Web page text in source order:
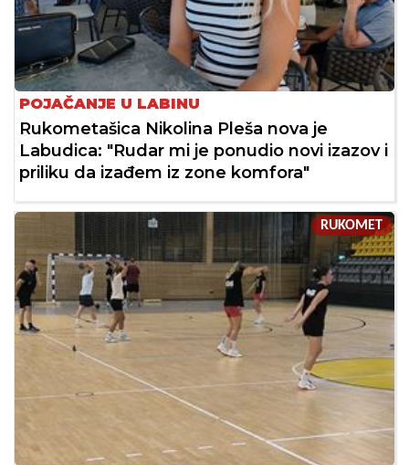
POJAČANJE U LABINU
Rukometašica Nikolina Pleša nova je
Labudica: "Rudar mi je ponudio novi izazov i
priliku da izađem iz zone komfora"
RUKOMET